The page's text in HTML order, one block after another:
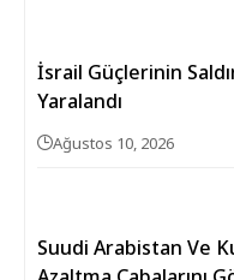
İsrail Güçlerinin
Yaralandı
Ağustos 10, 2026
Suudi Arabistan Ve